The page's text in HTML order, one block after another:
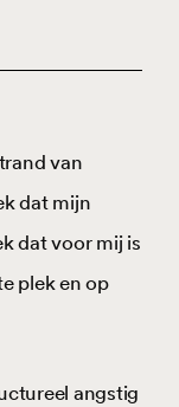
van
dat mijn
dat voor mij is
plek en op
angstig